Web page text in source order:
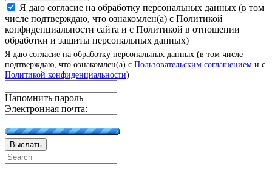
Я даю согласие на обработку персональных данных (в том
числе подтверждаю, что ознакомлен(а) с Политикой
конфиденциальности сайта и с Политикой в отношении
обработки и защиты персональных данных)
Я даю согласие на обработку персональных данных (в том числе
подтверждаю, что ознакомлен(а) с Пользовательским соглашением и с
Политикой конфиденциальности)
Напомнить пароль
Электронная почта:
Выслать